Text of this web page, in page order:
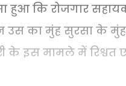
हुआ कि रोजगार
उस का मुंह सुरसा के
के इस मामले में रिश्वत